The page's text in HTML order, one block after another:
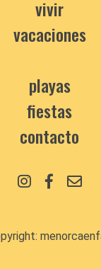
vivir
vacaciones
playas
fiestas
contacto